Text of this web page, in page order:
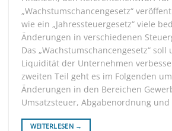
„Wachstumschancengesetz“
wie ein „Jahressteuergesetz“ viele
Änderungen in verschiedenen
Das „Wachstumschancengesetz“
Liquidität der Unternehmen
zweiten Teil geht es im Folgenden
Änderungen in den Bereichen
Umsatzsteuer, Abgabenordnung
WEITERLESEN →